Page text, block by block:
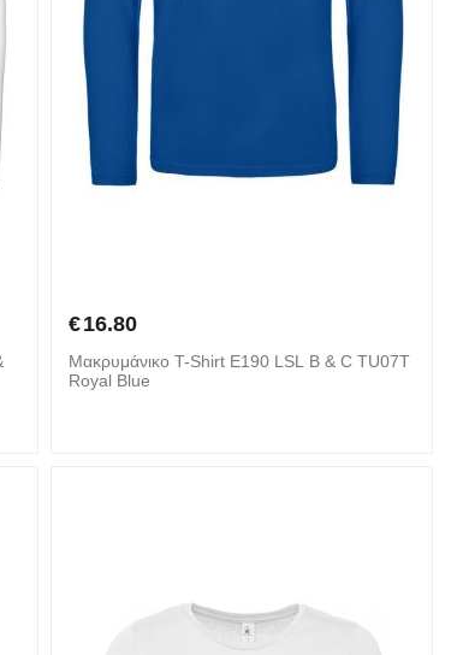
€16.80
Mακρυμάνικο T-Shirt E190 LSL B & C TU07T
Royal Blue